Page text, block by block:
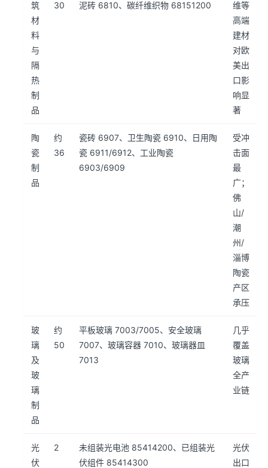
筑
材
料
与
隔
热
制
品
30 泥砖 6810、碳纤维织物 68151200
维等
高端
建材
对欧
美出
口影
响显
著
陶
瓷
制
品
约
36
瓷砖 6907、卫生陶瓷 6910、日用陶
瓷 6911/6912、工业陶瓷
6903/6909
受冲
击面
最
广；
佛
山/
潮
州/
淄博
陶瓷
产区
承压
玻
璃
及
玻
璃
制
品
约
50
平板玻璃 7003/7005、安全玻璃
7007、玻璃容器 7010、玻璃器皿
7013
几乎
覆盖
玻璃
全产
业链
光
伏
2
未组装光电池 85414200、已组装光
伏组件 85414300
光伏
出口